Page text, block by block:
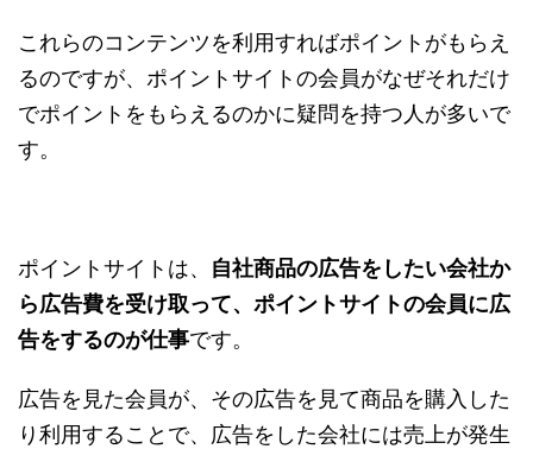
これらのコンテンツを利用すればポイントがもらえ
るのですが、ポイントサイトの会員がなぜそれだけ
でポイントをもらえるのかに疑問を持つ人が多いで
す。
ポイントサイトは、 自社商品の広告をしたい会社か
ら広告費を受け取って、ポイントサイトの会員に広
告をするのが仕事です。
広告を見た会員が、その広告を見て商品を購入した
り利用することで、広告をした会社には売上が発生